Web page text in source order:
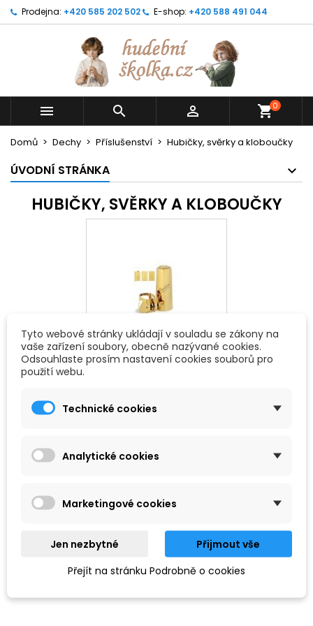
Prodejna: +420 585 202 502 E-shop: +420 588 491 044
   shopping_cart0
Domů Dechy Příslušenství Hubičky, svěrky a kloboučky
ÚVODNÍ STRÁNKA
HUBIČKY, SVĚRKY A KLOBOUČKY
Podkategorie
KLARINET SAXOFON
Tyto webové stránky ukládají v souladu se zákony na
vaše zařízení soubory, obecně nazývané cookies.
Odsouhlaste prosím nastavení cookies souborů pro
použití webu.
Technické cookies
Analytické cookies
Marketingové cookies
Jen nezbytné
Přijmout vše
Přejít na stránku Podrobně o cookies